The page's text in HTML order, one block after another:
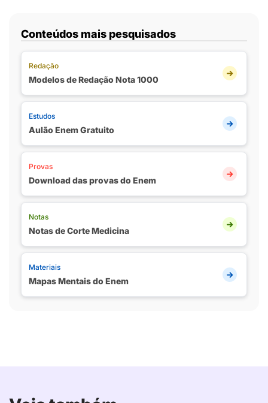
Conteúdos mais pesquisados
Redação
Modelos de Redação Nota 1000
Estudos
Aulão Enem Gratuito
Provas
Download das provas do Enem
Notas
Notas de Corte Medicina
Materiais
Mapas Mentais do Enem